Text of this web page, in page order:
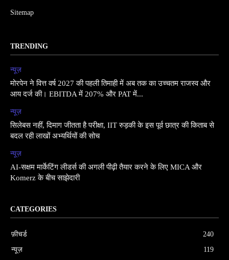
Sitemap
TRENDING
न्यूज़
मोरपेन ने वित्त वर्ष 2027 की पहली तिमाही में अब तक का उच्चतम राजस्व और
आय दर्ज की। EBITDA में 207% और PAT में...
न्यूज़
सिलेबस नहीं, दिमाग जीतता है परीक्षा, IIT रुड़की के इस पूर्व छात्र की किताब से
बदल रही लाखों अभ्यर्थियों की सोच
न्यूज़
AI-सक्षम मार्केटिंग लीडर्स की अगली पीढ़ी तैयार करने के लिए MICA और
Komerz के बीच साझेदारी
CATEGORIES
फ़ीचर्ड
240
न्यूज़
119